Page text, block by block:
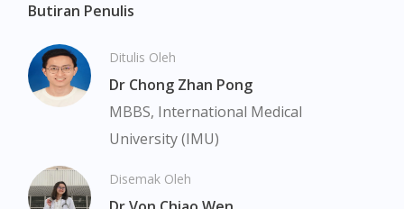
Butiran Penulis
Ditulis Oleh
Dr Chong Zhan Pong
MBBS, International Medical
University (IMU)
Disemak Oleh